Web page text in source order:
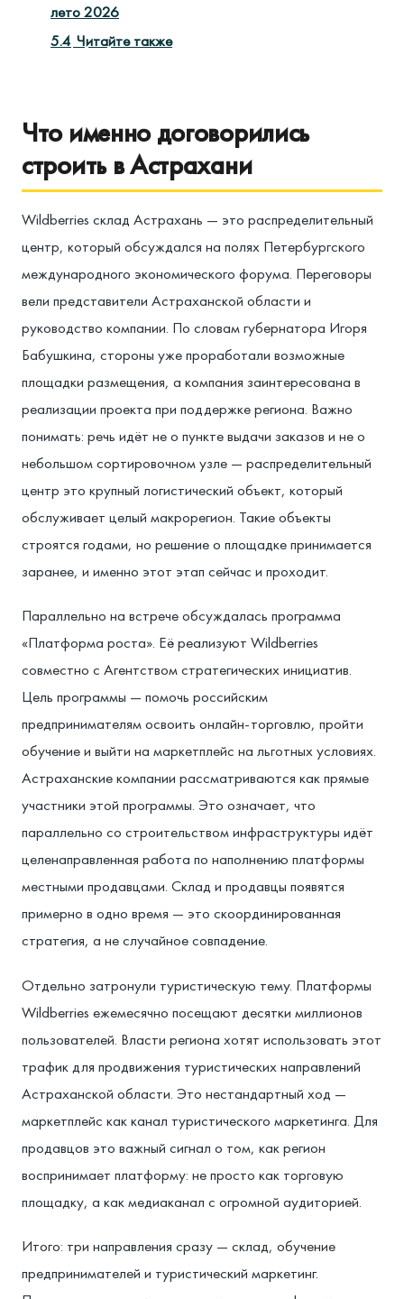
лето 2026
5.4 Читайте также
Что именно договорились
строить в Астрахани
Wildberries склад Астрахань — это распределительный
центр, который обсуждался на полях Петербургского
международного экономического форума. Переговоры
вели представители Астраханской области и
руководство компании. По словам губернатора Игоря
Бабушкина, стороны уже проработали возможные
площадки размещения, а компания заинтересована в
реализации проекта при поддержке региона. Важно
понимать: речь идёт не о пункте выдачи заказов и не о
небольшом сортировочном узле — распределительный
центр это крупный логистический объект, который
обслуживает целый макрорегион. Такие объекты
строятся годами, но решение о площадке принимается
заранее, и именно этот этап сейчас и проходит.
Параллельно на встрече обсуждалась программа
«Платформа роста». Её реализуют Wildberries
совместно с Агентством стратегических инициатив.
Цель программы — помочь российским
предпринимателям освоить онлайн-торговлю, пройти
обучение и выйти на маркетплейс на льготных условиях.
Астраханские компании рассматриваются как прямые
участники этой программы. Это означает, что
параллельно со строительством инфраструктуры идёт
целенаправленная работа по наполнению платформы
местными продавцами. Склад и продавцы появятся
примерно в одно время — это скоординированная
стратегия, а не случайное совпадение.
Отдельно затронули туристическую тему. Платформы
Wildberries ежемесячно посещают десятки миллионов
пользователей. Власти региона хотят использовать этот
трафик для продвижения туристических направлений
Астраханской области. Это нестандартный ход —
маркетплейс как канал туристического маркетинга. Для
продавцов это важный сигнал о том, как регион
воспринимает платформу: не просто как торговую
площадку, а как медиаканал с огромной аудиторией.
Итого: три направления сразу — склад, обучение
предпринимателей и туристический маркетинг.